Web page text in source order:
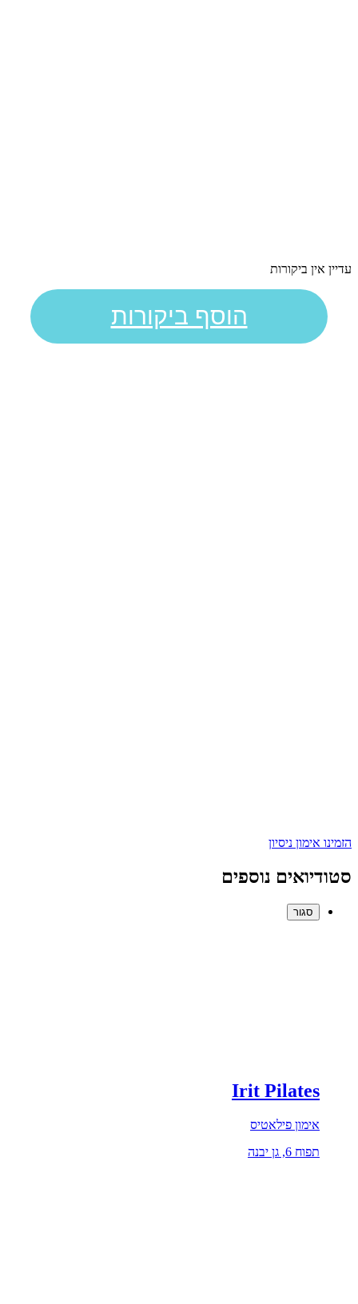
עדיין אין ביקורות
הוסף ביקורות
הזמינו אימון ניסיון
סטודיואים נוספים
סגור
Irit Pilates
אימון פילאטיס
תפוח 6, גן יבנה